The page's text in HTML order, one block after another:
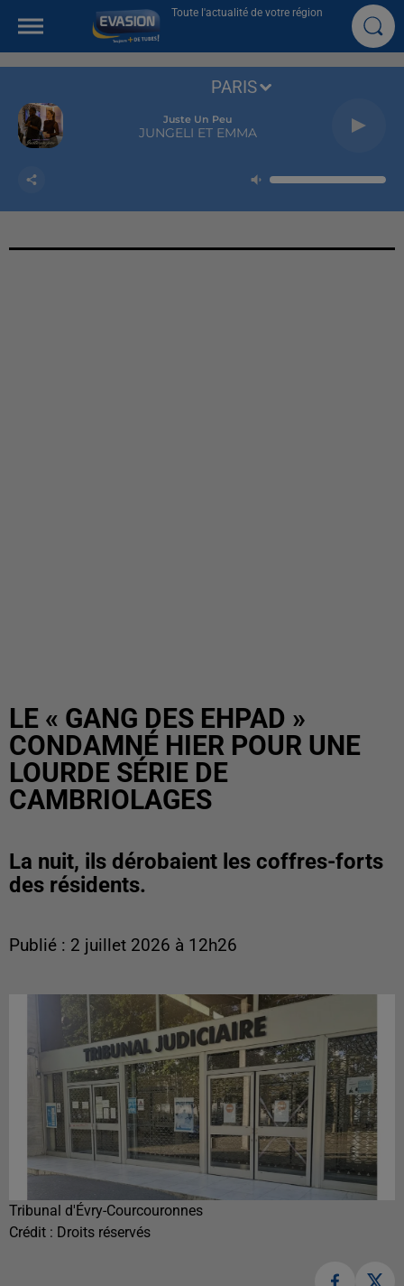
Toute l'actualité de votre région
Juste Un Peu
JUNGELI ET EMMA
PARIS
LE « GANG DES EHPAD »
CONDAMNÉ HIER POUR UNE
LOURDE SÉRIE DE
CAMBRIOLAGES
La nuit, ils dérobaient les coffres-forts
des résidents.
Publié : 2 juillet 2026 à 12h26
Tribunal d'Évry-Courcouronnes
Crédit : Droits réservés